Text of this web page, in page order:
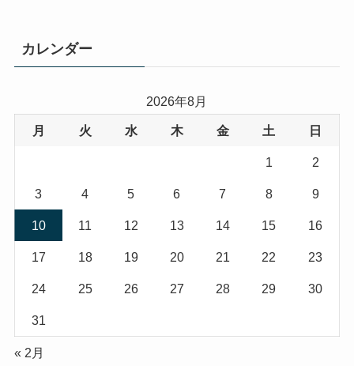
カレンダー
2026年8月
月 火 水 木 金 土 日
1 2
3 4 5 6 7 8 9
10 11 12 13 14 15 16
17 18 19 20 21 22 23
24 25 26 27 28 29 30
31
« 2月